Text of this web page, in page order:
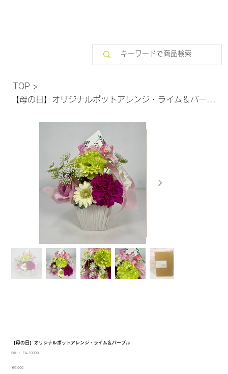
TOP >
【母の日】オリジナルポットアレンジ・ライム＆パープル
【母の日】オリジナルポットアレンジ・ライム＆パープル
SKU：
SKU：
FA-10009
価
￥5,000